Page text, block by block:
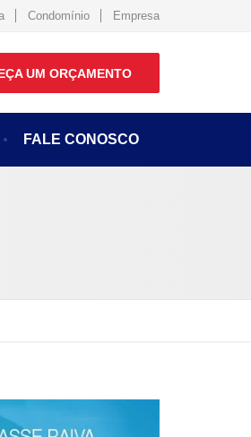
Condomínio Empresa
FALE CONOSCO
UM ORÇAMENTO